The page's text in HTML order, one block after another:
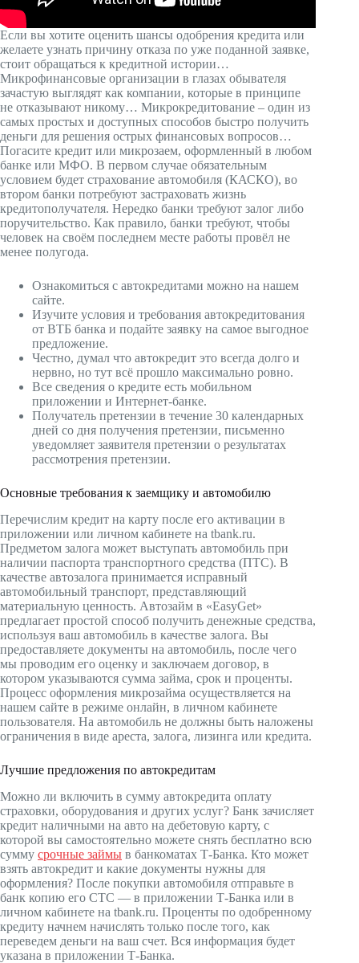
Если вы хотите оценить шансы одобрения кредита или
желаете узнать причину отказа по уже поданной заявке,
стоит обращаться к кредитной истории…
Микрофинансовые организации в глазах обывателя
зачастую выглядят как компании, которые в принципе
не отказывают никому… Микрокредитование – один из
самых простых и доступных способов быстро получить
деньги для решения острых финансовых вопросов…
Погасите кредит или микрозаем, оформленный в любом
банке или МФО. В первом случае обязательным
условием будет страхование автомобиля (КАСКО), во
втором банки потребуют застраховать жизнь
кредитополучателя. Нередко банки требуют залог либо
поручительство. Как правило, банки требуют, чтобы
человек на своём последнем месте работы провёл не
менее полугода.
Ознакомиться с автокредитами можно на нашем
сайте.
Изучите условия и требования автокредитования
от ВТБ банка и подайте заявку на самое выгодное
предложение.
Честно, думал что автокредит это всегда долго и
нервно, но тут всё прошло максимально ровно.
Все сведения о кредите есть мобильном
приложении и Интернет-банке.
Получатель претензии в течение 30 календарных
дней со дня получения претензии, письменно
уведомляет заявителя претензии о результатах
рассмотрения претензии.
Основные требования к заемщику и автомобилю
Перечислим кредит на карту после его активации в
приложении или личном кабинете на tbank.ru.
Предметом залога может выступать автомобиль при
наличии паспорта транспортного средства (ПТС). В
качестве автозалога принимается исправный
автомобильный транспорт, представляющий
материальную ценность. Автозайм в «EasyGet»
предлагает простой способ получить денежные средства,
используя ваш автомобиль в качестве залога. Вы
предоставляете документы на автомобиль, после чего
мы проводим его оценку и заключаем договор, в
котором указываются сумма займа, срок и проценты.
Процесс оформления микрозайма осуществляется на
нашем сайте в режиме онлайн, в личном кабинете
пользователя. На автомобиль не должны быть наложены
ограничения в виде ареста, залога, лизинга или кредита.
Лучшие предложения по автокредитам
Можно ли включить в сумму автокредита оплату
страховки, оборудования и других услуг? Банк зачисляет
кредит наличными на авто на дебетовую карту, с
которой вы самостоятельно можете снять бесплатно всю
сумму срочные займы в банкоматах Т‑Банка. Кто может
взять автокредит и какие документы нужны для
оформления? После покупки автомобиля отправьте в
банк копию его СТС — в приложении Т‑Банка или в
личном кабинете на tbank.ru. Проценты по одобренному
кредиту начнем начислять только после того, как
переведем деньги на ваш счет. Вся информация будет
указана в приложении Т‑Банка.